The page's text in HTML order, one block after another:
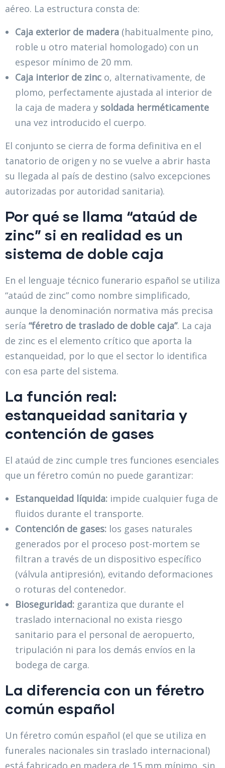
aéreo. La estructura consta de:
Caja exterior de madera (habitualmente pino,
roble u otro material homologado) con un
espesor mínimo de 20 mm.
Caja interior de zinc o, alternativamente, de
plomo, perfectamente ajustada al interior de
la caja de madera y soldada herméticamente
una vez introducido el cuerpo.
El conjunto se cierra de forma definitiva en el
tanatorio de origen y no se vuelve a abrir hasta
su llegada al país de destino (salvo excepciones
autorizadas por autoridad sanitaria).
Por qué se llama “ataúd de
zinc” si en realidad es un
sistema de doble caja
En el lenguaje técnico funerario español se utiliza
“ataúd de zinc” como nombre simplificado,
aunque la denominación normativa más precisa
sería “féretro de traslado de doble caja”. La caja
de zinc es el elemento crítico que aporta la
estanqueidad, por lo que el sector lo identifica
con esa parte del sistema.
La función real:
estanqueidad sanitaria y
contención de gases
El ataúd de zinc cumple tres funciones esenciales
que un féretro común no puede garantizar:
Estanqueidad líquida: impide cualquier fuga de
fluidos durante el transporte.
Contención de gases: los gases naturales
generados por el proceso post-mortem se
filtran a través de un dispositivo específico
(válvula antipresión), evitando deformaciones
o roturas del contenedor.
Bioseguridad: garantiza que durante el
traslado internacional no exista riesgo
sanitario para el personal de aeropuerto,
tripulación ni para los demás envíos en la
bodega de carga.
La diferencia con un féretro
común español
Un féretro común español (el que se utiliza en
funerales nacionales sin traslado internacional)
está fabricado en madera de 15 mm mínimo, sin